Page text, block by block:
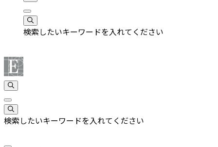
検索したいキーワードを入れてください
検索したいキーワードを入れてください